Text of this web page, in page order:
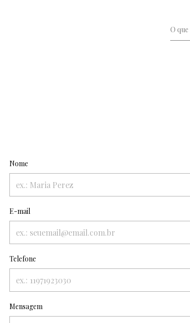
Nome
E-mail
Telefone
Mensagem